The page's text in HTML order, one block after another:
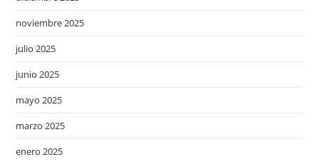
noviembre 2025
julio 2025
junio 2025
mayo 2025
marzo 2025
enero 2025